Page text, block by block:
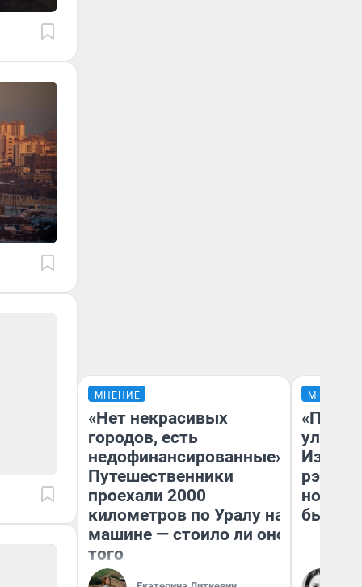
МНЕНИЕ
«Нет некрасивых
городов, есть
недофинансированные».
Путешественники
проехали 2000
километров по Уралу на
машине — стоило ли оно
того
МНЕНИЕ
рэпер
было